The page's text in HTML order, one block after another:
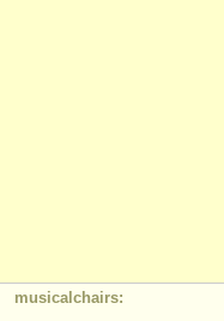
musicalchairs: